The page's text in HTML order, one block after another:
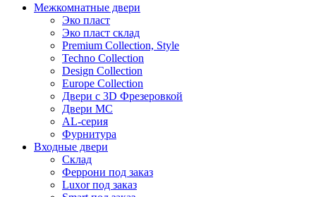
Межкомнатные двери
Эко пласт
Эко пласт склад
Premium Collection, Style
Techno Collection
Design Collection
Europe Collection
Двери с 3D Фрезеровкой
Двери МС
AL-серия
Фурнитура
Входные двери
Склад
Феррони под заказ
Luxor под заказ